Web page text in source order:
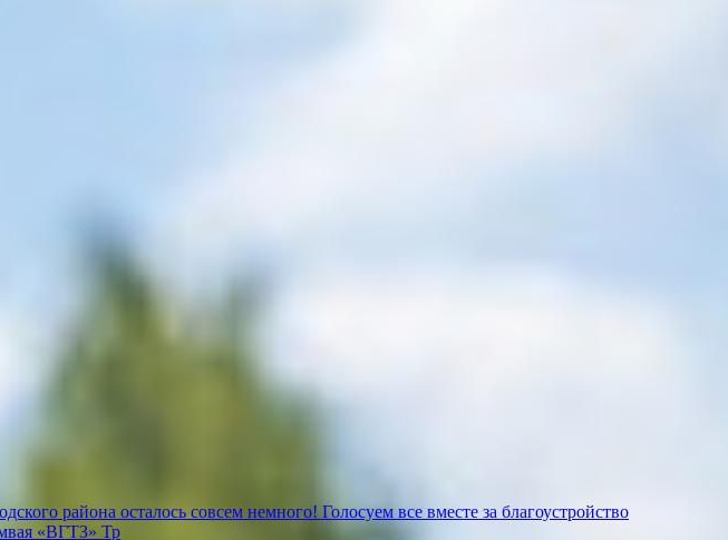
района осталось совсем немного! Голосуем все вместе за благоустройство
«ВГТЗ» Тр